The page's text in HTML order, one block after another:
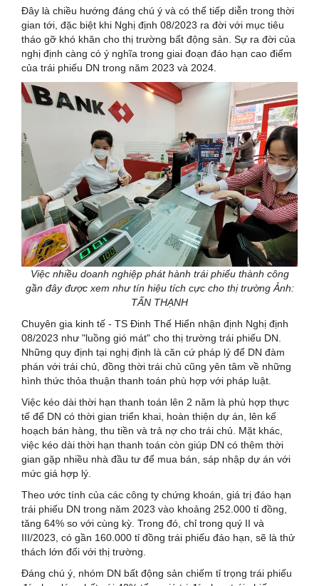
Đây là chiều hướng đáng chú ý và có thể tiếp diễn trong thời
gian tới, đặc biệt khi Nghị định 08/2023 ra đời với mục tiêu
tháo gỡ khó khăn cho thị trường bất động sản. Sự ra đời của
nghị định càng có ý nghĩa trong giai đoạn đáo hạn cao điểm
của trái phiếu DN trong năm 2023 và 2024.
Việc nhiều doanh nghiệp phát hành trái phiếu thành công
gần đây được xem như tín hiệu tích cực cho thị trường Ảnh:
TẤN THẠNH
Chuyên gia kinh tế - TS Đinh Thế Hiển nhận định Nghị định
08/2023 như "luồng gió mát" cho thị trường trái phiếu DN.
Những quy định tại nghị định là căn cứ pháp lý để DN đàm
phán với trái chủ, đồng thời trái chủ cũng yên tâm về những
hình thức thỏa thuận thanh toán phù hợp với pháp luật.
Việc kéo dài thời hạn thanh toán lên 2 năm là phù hợp thực
tế để DN có thời gian triển khai, hoàn thiện dự án, lên kế
hoạch bán hàng, thu tiền và trả nợ cho trái chủ. Mặt khác,
việc kéo dài thời hạn thanh toán còn giúp DN có thêm thời
gian gặp nhiều nhà đầu tư để mua bán, sáp nhập dự án với
mức giá hợp lý.
Theo ước tính của các công ty chứng khoán, giá trị đáo hạn
trái phiếu DN trong năm 2023 vào khoảng 252.000 tỉ đồng,
tăng 64% so với cùng kỳ. Trong đó, chỉ trong quý II và
III/2023, có gần 160.000 tỉ đồng trái phiếu đáo hạn, sẽ là thử
thách lớn đối với thị trường.
Đáng chú ý, nhóm DN bất động sản chiếm tỉ trọng trái phiếu